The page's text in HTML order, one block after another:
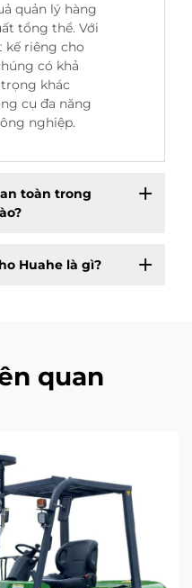
quản lý hàng
tổng thể. Với
kế riêng cho
có khả
khác
cụ đa năng
nghiệp.
toàn trong
Huahe là gì?
quan